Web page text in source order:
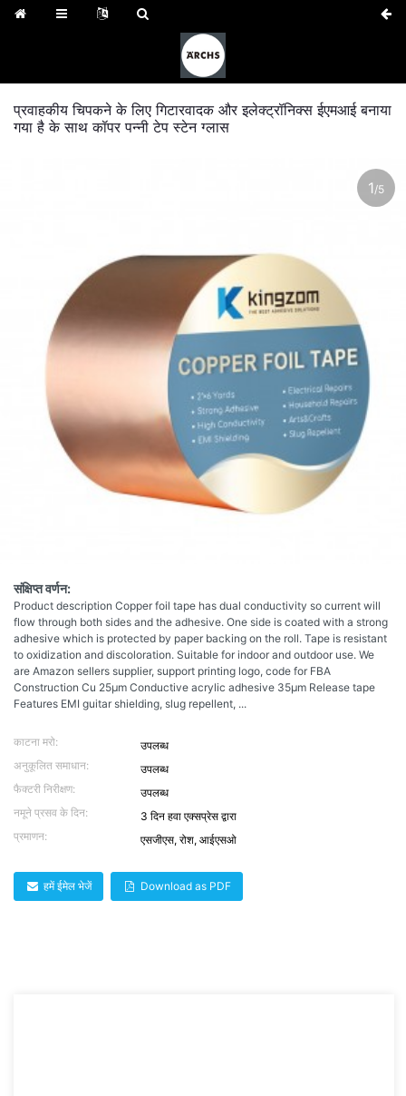
प्रवाहकीय चिपकने के लिए गिटारवादक और इलेक्ट्रॉनिक्स ईएमआई बनाया
गया है के साथ कॉपर पन्नी टेप स्टेन ग्लास
1 /5
संक्षिप्त वर्णन:
Product description Copper foil tape has dual conductivity so current will
flow through both sides and the adhesive. One side is coated with a strong
adhesive which is protected by paper backing on the roll. Tape is resistant
to oxidization and discoloration. Suitable for indoor and outdoor use. We
are Amazon sellers supplier, support printing logo, code for FBA
Construction Cu 25μm Conductive acrylic adhesive 35μm Release tape
Features EMI guitar shielding, slug repellent, ...
काटना मरो:
उपलब्ध
अनुकूलित समाधान:
उपलब्ध
फैक्टरी निरीक्षण:
उपलब्ध
नमूने प्रसव के दिन:
3 दिन हवा एक्सप्रेस द्वारा
प्रमाणन:
एसजीएस, रोश, आईएसओ
हमें ईमेल भेजें Download as PDF